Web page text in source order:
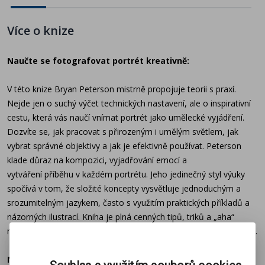
To vše s jeho specifickou lehkostí a nadhledem.
fotografií, je sám o sobě návodem pro začínající i
jen specifické dílo, nejedná se tentokrát o „školu“, na
jakou jsme u něj zvyklí, nenajdete v ní fotografie
„špatné“ a „dobré“, dokonce ani snímky před a po. Jen
finální záběry, které vám vezmou dech svou
precizností a nápaditostí. Nechte se inspirovat krásou
ženského těla!
O autorovi:
Bryan Peterson: Odkaz Mistra Inspirace
Více o knize
Naučte se fotografovat portrét kreativně:
V této knize Bryan Peterson mistrně propojuje teorii s praxí.
Nejde jen o suchý výčet technických nastavení, ale o inspirativní
cestu, která vás naučí vnímat portrét jako umělecké vyjádření.
Dozvíte se, jak pracovat s přirozeným i umělým světlem, jak
vybrat správné objektivy a jak je efektivně používat. Peterson
klade důraz na kompozici, vyjadřování emocí a
vytváření příběhu v každém portrétu. Jeho jedinečný styl výuky
spočívá v tom, že složité koncepty vysvětluje jednoduchým a
srozumitelným jazykem, často s využitím praktických příkladů a
názorných ilustrací. Kniha je plná cenných tipů, triků a „aha“
momentů, které vám pomohou objevit vlastní kreativní potenciál.
Naučte se fotografovat AKT: